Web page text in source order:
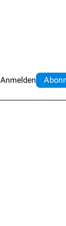
Anmelden Abo